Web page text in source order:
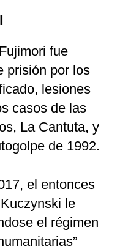
fue
prisión por los
lesiones
casos de las
La Cantuta, y
de 1992.
el entonces
le
el régimen